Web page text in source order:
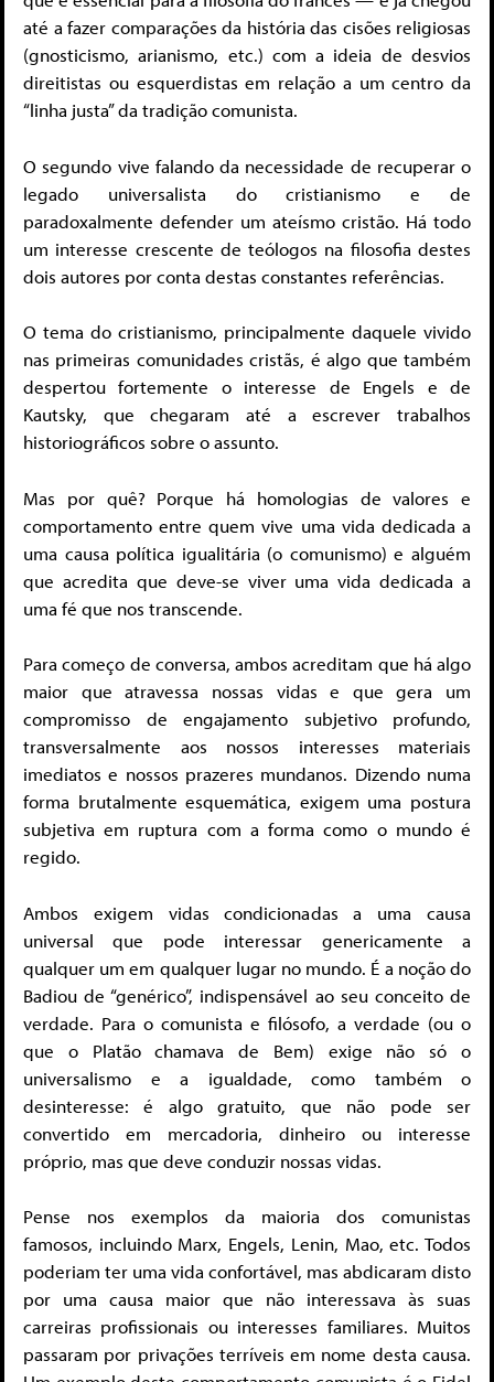
até a fazer comparações da história das cisões religiosas
(gnosticismo, arianismo, etc.) com a ideia de desvios
direitistas ou esquerdistas em relação a um centro da
“linha justa” da tradição comunista.
O segundo vive falando da necessidade de recuperar o
legado universalista do cristianismo e de
paradoxalmente defender um ateísmo cristão. Há todo
um interesse crescente de teólogos na filosofia destes
dois autores por conta destas constantes referências.
O tema do cristianismo, principalmente daquele vivido
nas primeiras comunidades cristãs, é algo que também
despertou fortemente o interesse de Engels e de
Kautsky, que chegaram até a escrever trabalhos
historiográficos sobre o assunto.
Mas por quê? Porque há homologias de valores e
comportamento entre quem vive uma vida dedicada a
uma causa política igualitária (o comunismo) e alguém
que acredita que deve-se viver uma vida dedicada a
uma fé que nos transcende.
Para começo de conversa, ambos acreditam que há algo
maior que atravessa nossas vidas e que gera um
compromisso de engajamento subjetivo profundo,
transversalmente aos nossos interesses materiais
imediatos e nossos prazeres mundanos. Dizendo numa
forma brutalmente esquemática, exigem uma postura
subjetiva em ruptura com a forma como o mundo é
regido.
Ambos exigem vidas condicionadas a uma causa
universal que pode interessar genericamente a
qualquer um em qualquer lugar no mundo. É a noção do
Badiou de “genérico”, indispensável ao seu conceito de
verdade. Para o comunista e filósofo, a verdade (ou o
que o Platão chamava de Bem) exige não só o
universalismo e a igualdade, como também o
desinteresse: é algo gratuito, que não pode ser
convertido em mercadoria, dinheiro ou interesse
próprio, mas que deve conduzir nossas vidas.
Pense nos exemplos da maioria dos comunistas
famosos, incluindo Marx, Engels, Lenin, Mao, etc. Todos
poderiam ter uma vida confortável, mas abdicaram disto
por uma causa maior que não interessava às suas
carreiras profissionais ou interesses familiares. Muitos
passaram por privações terríveis em nome desta causa.